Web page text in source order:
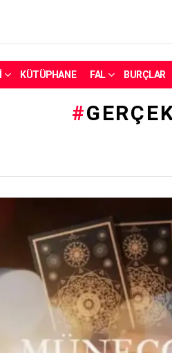
KÜTÜPHANE FAL BURÇLAR